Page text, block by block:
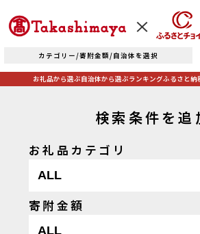
カテゴリー/寄附金額/自治体を選択
お礼品から選ぶ自治体から選ぶランキングふるさと納
検索条件を追
お礼品カテゴリ
寄附金額